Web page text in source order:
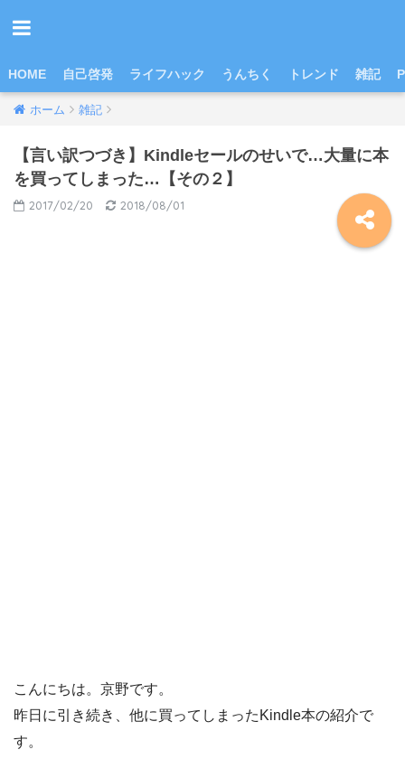
HOME 自己啓発 ライフハック うんちく トレンド 雑記
ホーム 雑記
【言い訳つづき】Kindleセールのせいで…大量に本
を買ってしまった…【その２】
2017/02/20 2018/08/01
こんにちは。京野です。
昨日に引き続き、他に買ってしまったKindle本の紹介で
す。